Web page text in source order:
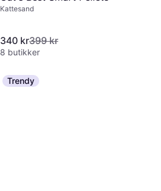
Kattesand
340 kr399 kr
8 butikker
Trendy